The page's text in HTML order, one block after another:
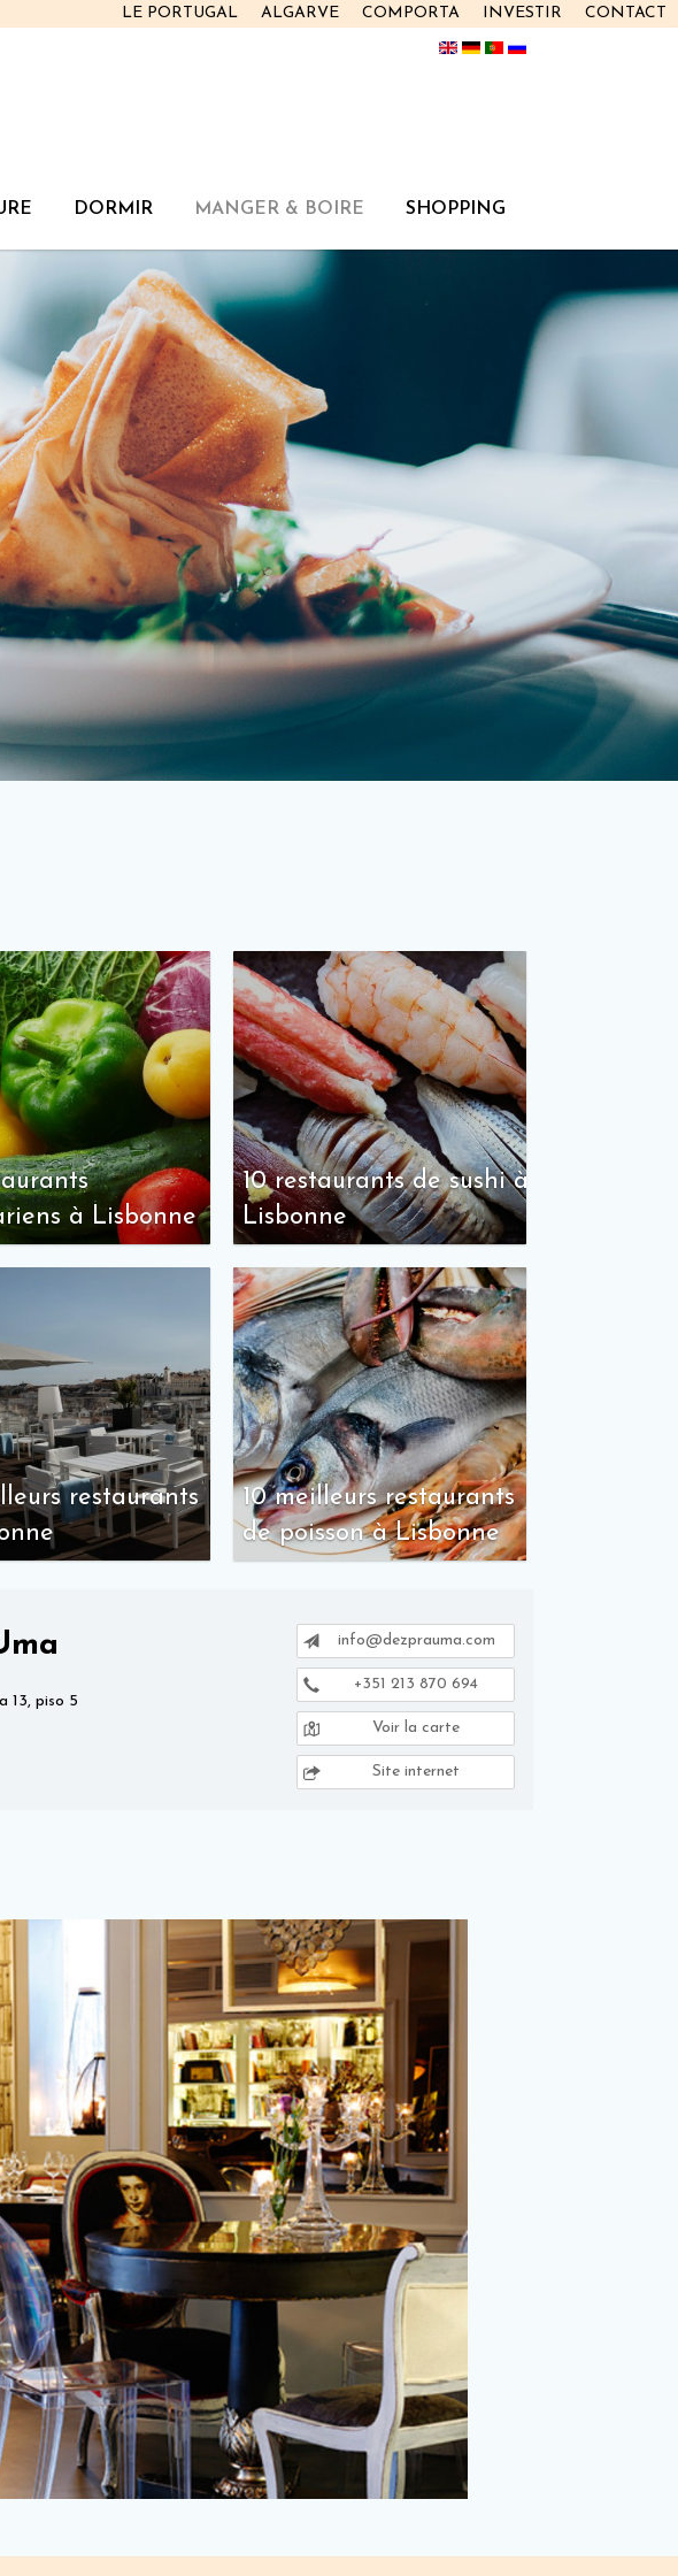
CONTACT
INVESTIR
COMPORTA
ALGARVE
LE PORTUGAL
DORMIR MANGER & BOIRE SHOPPING
à Lisbonne
10 restaurants de sushi à
Lisbonne
restaurants
10 meilleurs restaurants
de poisson à Lisbonne
13, piso 5
info@dezprauma.com
+351 213 870 694
Voir la carte
Site internet